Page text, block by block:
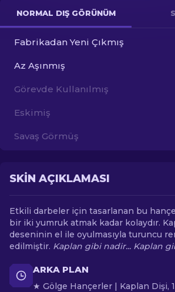
Diğer
NORMAL DIŞ GÖRÜNÜM
Fabrikadan Yeni Çıkmış
Az Aşınmış
Görevde Kullanılmış
Eskimiş
Savaş Görmüş
SKIN AÇIKLAMASI
Etkili darbeler için tasarlanan bu
bir iki yumruk atmak kadar kolaydır.
deseninin el ile oyulmasıyla turuncu
edilmiştir. Kaplan gibi nadir... Kaplan
ARKA PLAN
★ Gölge Hançerler | Kaplan Dişi,